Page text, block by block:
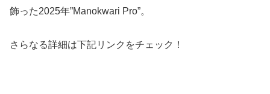
飾った2025年”Manokwari Pro”。
さらなる詳細は下記リンクをチェック！